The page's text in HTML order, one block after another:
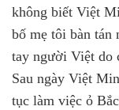
không biết Việt
bố mẹ tôi bàn tán
tay người Việt do
Sau ngày Việt
tục làm việc ỏ